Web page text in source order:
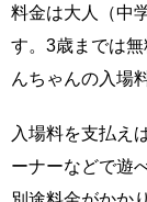
料金は大人（中
す。3歳までは
んちゃんの入場
入場料を支払え
ーナーなどで遊